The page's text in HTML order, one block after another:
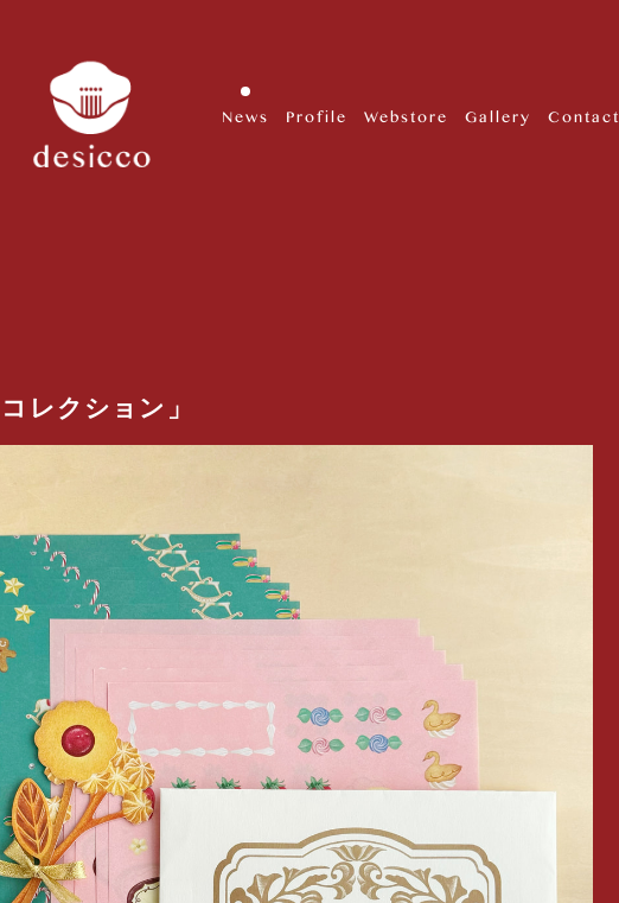
News Profile Webstore Gallery Contact
レクション」